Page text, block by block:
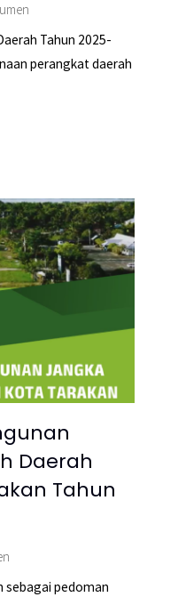
Tahun 2025-
perangkat daerah
Daerah
Tahun
sebagai pedoman